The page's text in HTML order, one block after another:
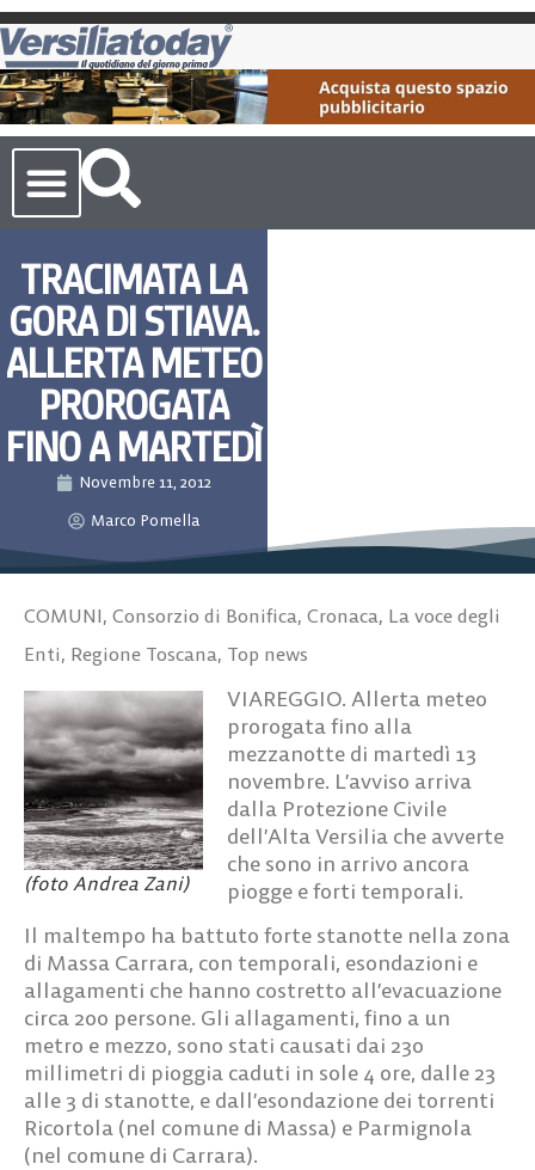
TRACIMATA LA
GORA DI STIAVA.
ALLERTA METEO
PROROGATA
FINO A MARTEDÌ
Novembre 11, 2012
Marco Pomella
COMUNI, Consorzio di Bonifica, Cronaca, La voce degli
Enti, Regione Toscana, Top news
(foto Andrea Zani)
VIAREGGIO. Allerta meteo
prorogata fino alla
mezzanotte di martedì 13
novembre. L’avviso arriva
dalla Protezione Civile
dell’Alta Versilia che avverte
che sono in arrivo ancora
piogge e forti temporali.
Il maltempo ha battuto forte stanotte nella zona
di Massa Carrara, con temporali, esondazioni e
allagamenti che hanno costretto all’evacuazione
circa 200 persone. Gli allagamenti, fino a un
metro e mezzo, sono stati causati dai 230
millimetri di pioggia caduti in sole 4 ore, dalle 23
alle 3 di stanotte, e dall’esondazione dei torrenti
Ricortola (nel comune di Massa) e Parmignola
(nel comune di Carrara).